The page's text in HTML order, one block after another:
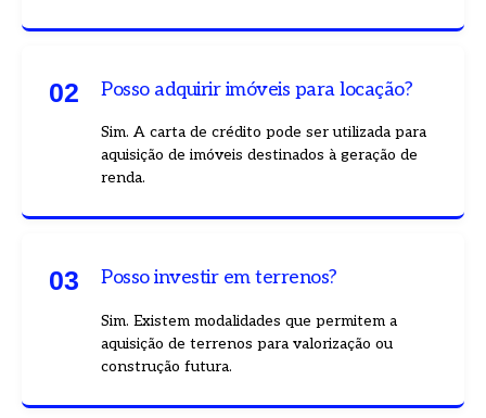
02 Posso adquirir imóveis para locação?
Sim. A carta de crédito pode ser utilizada para
aquisição de imóveis destinados à geração de
renda.
03 Posso investir em terrenos?
Sim. Existem modalidades que permitem a
aquisição de terrenos para valorização ou
construção futura.